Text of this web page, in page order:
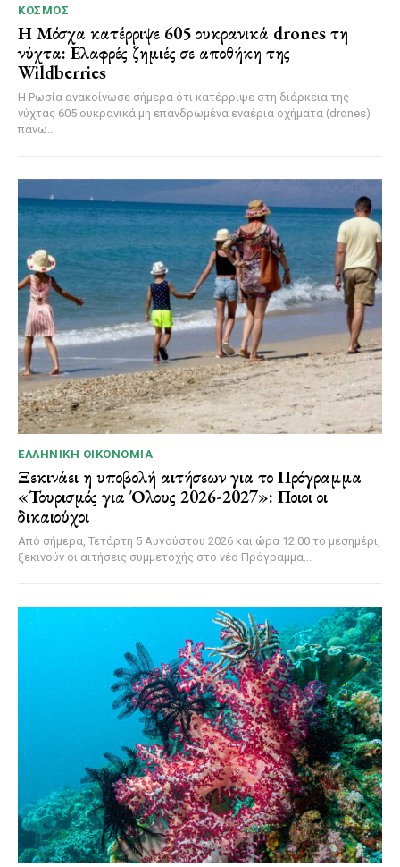
ΚΌΣΜΟΣ
Η Μόσχα κατέρριψε 605 ουκρανικά drones τη
νύχτα: Ελαφρές ζημιές σε αποθήκη της
Wildberries
Η Ρωσία ανακοίνωσε σήμερα ότι κατέρριψε στη διάρκεια της
νύχτας 605 ουκρανικά μη επανδρωμένα εναέρια οχήματα (drones)
πάνω...
ΕΛΛΗΝΙΚΉ ΟΙΚΟΝΟΜΊΑ
Ξεκινάει η υποβολή αιτήσεων για το Πρόγραμμα
«Τουρισμός για Όλους 2026-2027»: Ποιοι οι
δικαιούχοι
Από σήμερα, Τετάρτη 5 Αυγούστου 2026 και ώρα 12:00 το μεσημέρι,
ξεκινούν οι αιτήσεις συμμετοχής στο νέο Πρόγραμμα...